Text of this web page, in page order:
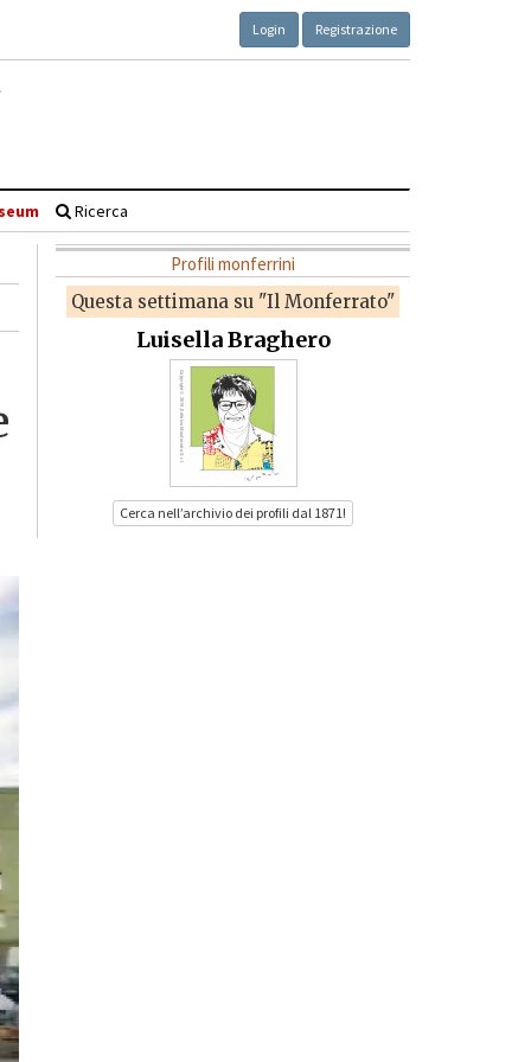
Login Registrazione
Ricerca
Profili monferrini
Questa settimana su "Il Monferrato"
Luisella Braghero
Cerca nell’archivio dei profili dal 1871!